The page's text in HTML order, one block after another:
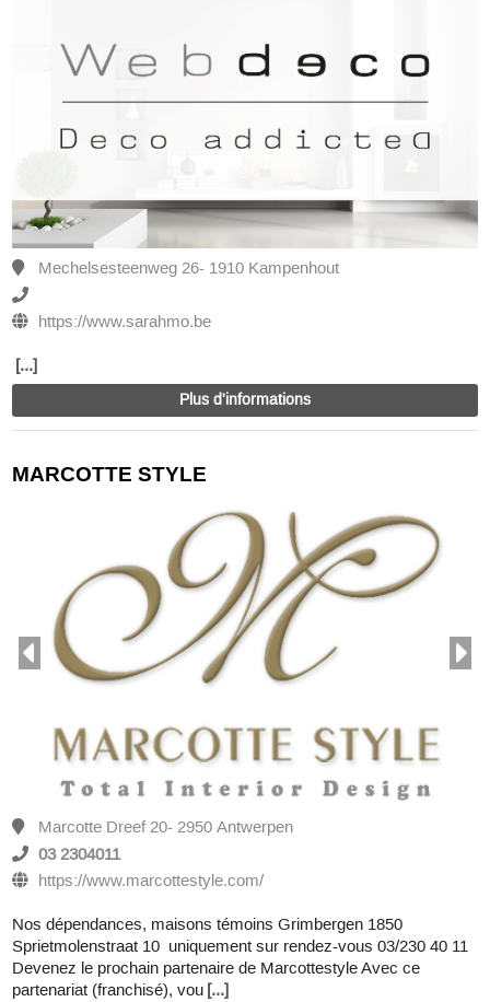
Mechelsesteenweg 26- 1910 Kampenhout
https://www.sarahmo.be
[...]
Plus d'informations
MARCOTTE STYLE
Marcotte Dreef 20- 2950 Antwerpen
03 2304011
https://www.marcottestyle.com/
Nos dépendances, maisons témoins Grimbergen 1850
Sprietmolenstraat 10 uniquement sur rendez-vous 03/230 40 11
Devenez le prochain partenaire de Marcottestyle Avec ce
partenariat (franchisé), vou [...]